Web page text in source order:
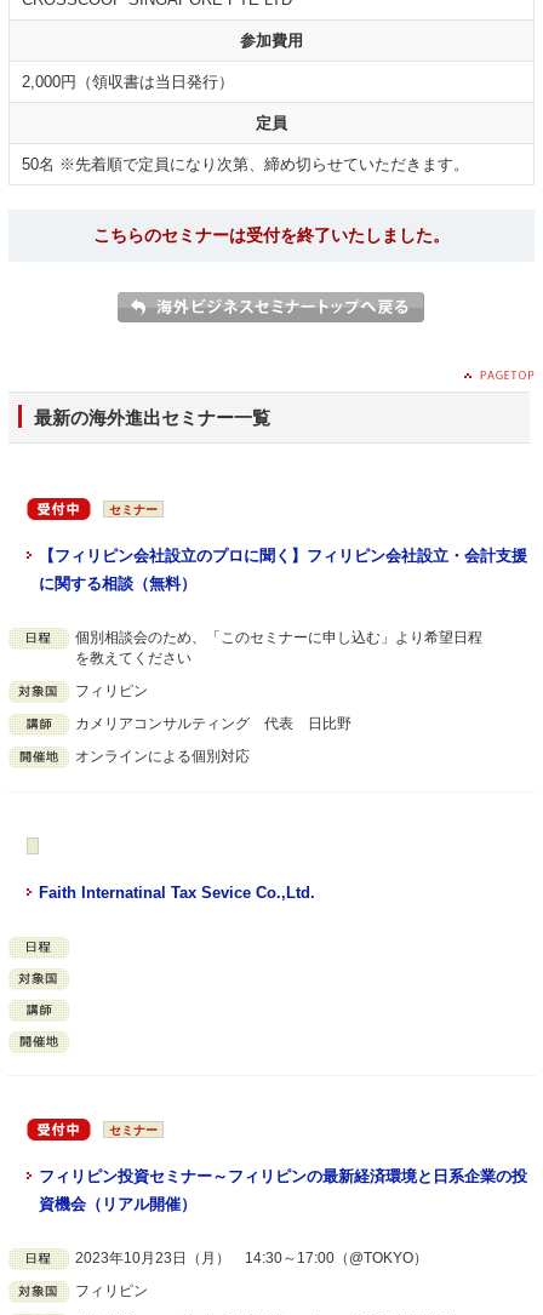
参加費用
2,000円（領収書は当日発行）
定員
50名 ※先着順で定員になり次第、締め切らせていただきます。
こちらのセミナーは受付を終了いたしました。
最新の海外進出セミナー一覧
セミナー
【フィリピン会社設立のプロに聞く】フィリピン会社設立・会計支援
に関する相談（無料）
個別相談会のため、「このセミナーに申し込む」より希望日程
を教えてください
フィリピン
カメリアコンサルティング 代表 日比野
オンラインによる個別対応
Faith Internatinal Tax Sevice Co.,Ltd.
セミナー
フィリピン投資セミナー～フィリピンの最新経済環境と日系企業の投
資機会（リアル開催）
2023年10月23日（月） 14:30～17:00（@TOKYO）
フィリピン